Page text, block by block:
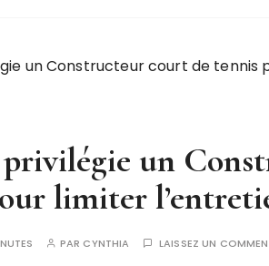
un Constructeur court de tennis
un
limiter
PAR CYNTHIA LAISSEZ UN